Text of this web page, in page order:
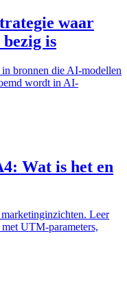
waar
is
bronnen die AI-modellen
wordt in AI-
Wat is het en
Leer
UTM-parameters,